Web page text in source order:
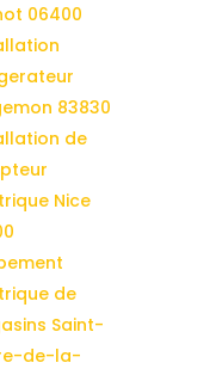
06400
83830
de
Nice
de
Saint-
de-la-